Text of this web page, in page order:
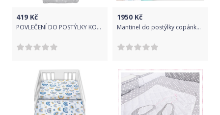
419 Kč
POVLEČENÍ DO POSTÝLKY KOTĚ ŠEDÁ - BAMBUS
1950 Kč
Mantinel do postýlky copánkový - VELVET mátový - 170cm